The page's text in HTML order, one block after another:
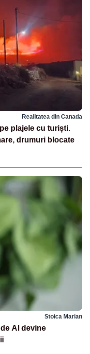
Realitatea din Canada
plajele cu turiști.
drumuri blocate
Stoica Marian
AI devine